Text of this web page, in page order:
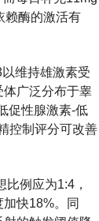
赖酶的激活有
维持雄激素受
广泛分布于睾
促性腺激素-低
控制评分可改善
例应为1:4，
快18%。同